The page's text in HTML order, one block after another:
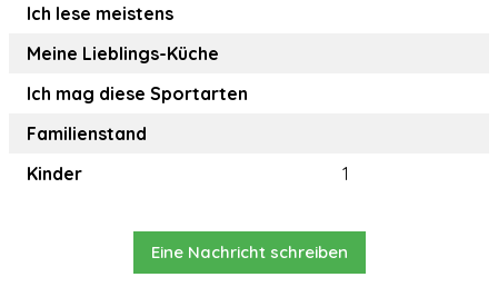
Ich lese meistens
Meine Lieblings-Küche
Ich mag diese Sportarten
Familienstand
Kinder
1
Eine Nachricht schreiben